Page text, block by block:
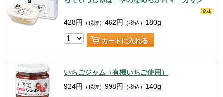
冷蔵
428円 （税抜） 462円 （税込） 180g
カートに入れる
いちごジャム（有機いちご使用）
924円 （税抜） 998円 （税込） 140g